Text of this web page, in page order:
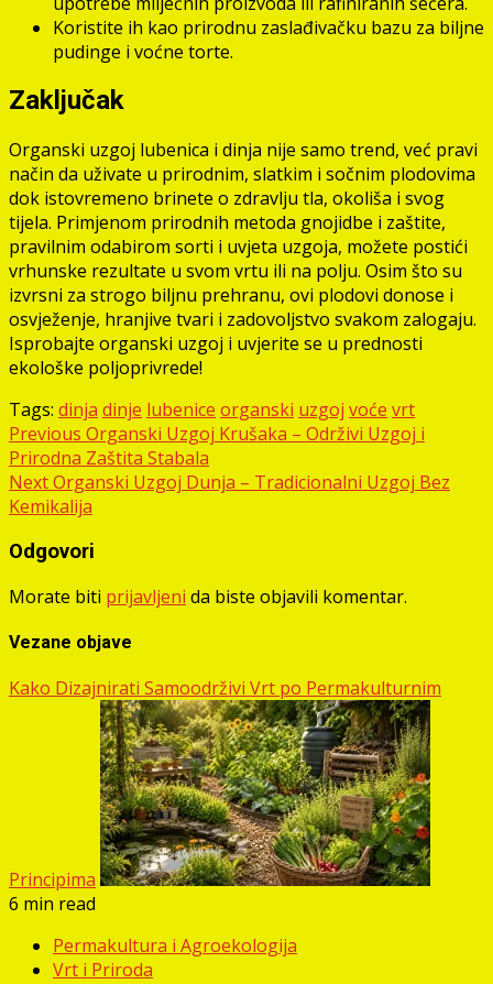
Koristite ih kao prirodnu zaslađivačku bazu za biljne
pudinge i voćne torte.
Zaključak
Organski uzgoj lubenica i dinja nije samo trend, već pravi
način da uživate u prirodnim, slatkim i sočnim plodovima
dok istovremeno brinete o zdravlju tla, okoliša i svog
tijela. Primjenom prirodnih metoda gnojidbe i zaštite,
pravilnim odabirom sorti i uvjeta uzgoja, možete postići
vrhunske rezultate u svom vrtu ili na polju. Osim što su
izvrsni za strogo biljnu prehranu, ovi plodovi donose i
osvježenje, hranjive tvari i zadovoljstvo svakom zalogaju.
Isprobajte organski uzgoj i uvjerite se u prednosti
ekološke poljoprivrede!
Tags: dinja dinje lubenice organski uzgoj voće vrt
Post
navigation
Previous Organski Uzgoj Krušaka – Održivi Uzgoj i
Prirodna Zaštita Stabala
NextOrganski Uzgoj Dunja – Tradicionalni Uzgoj Bez
Kemikalija
Odgovori
Morate biti prijavljeni da biste objavili komentar.
Vezane objave
Kako Dizajnirati Samoodrživi Vrt po Permakulturnim
Principima
6 min read
Permakultura i Agroekologija
Vrt i Priroda